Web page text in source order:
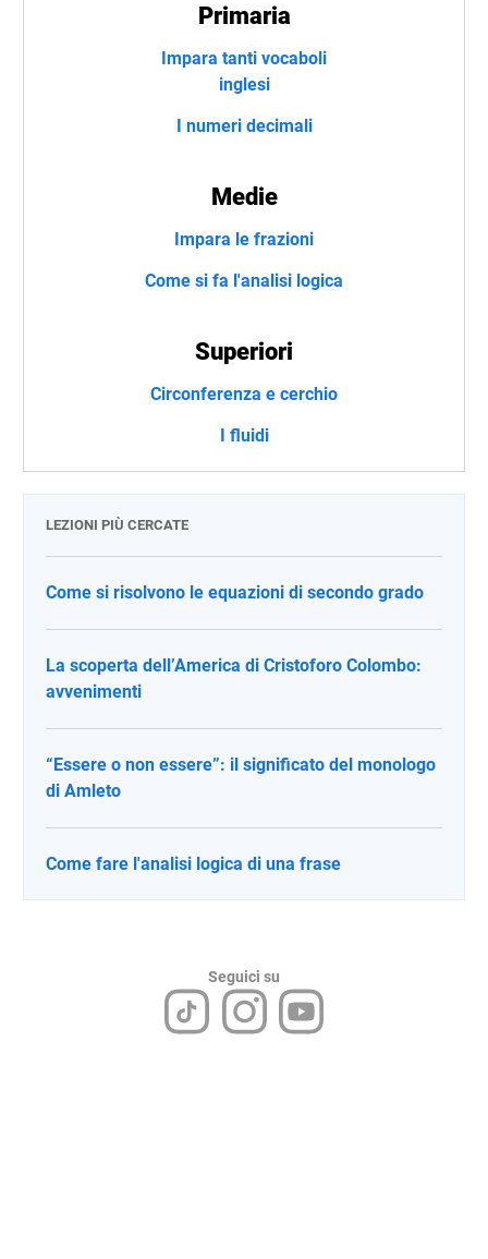
Primaria
Impara tanti vocaboli
inglesi
I numeri decimali
Medie
Impara le frazioni
Come si fa l'analisi logica
Superiori
Circonferenza e cerchio
I fluidi
LEZIONI PIÙ CERCATE
Come si risolvono le equazioni di secondo grado
La scoperta dell’America di Cristoforo Colombo:
avvenimenti
“Essere o non essere”: il significato del monologo
di Amleto
Come fare l'analisi logica di una frase
Seguici su